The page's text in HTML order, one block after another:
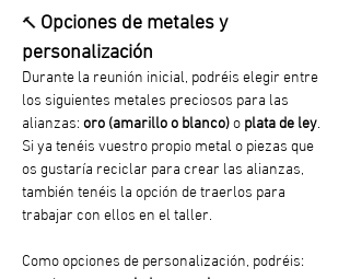
🔨 Opciones de metales y
personalización
Durante la reunión inicial, podréis elegir entre
los siguientes metales preciosos para las
alianzas: oro (amarillo o blanco) o plata de ley.
Si ya tenéis vuestro propio metal o piezas que
os gustaría reciclar para crear las alianzas,
también tenéis la opción de traerlos para
trabajar con ellos en el taller.
Como opciones de personalización, podréis: